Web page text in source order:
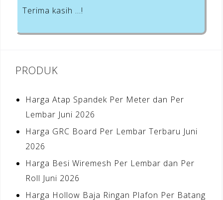
Terima kasih …!
PRODUK
Harga Atap Spandek Per Meter dan Per
Lembar Juni 2026
Harga GRC Board Per Lembar Terbaru Juni
2026
Harga Besi Wiremesh Per Lembar dan Per
Roll Juni 2026
Harga Hollow Baja Ringan Plafon Per Batang